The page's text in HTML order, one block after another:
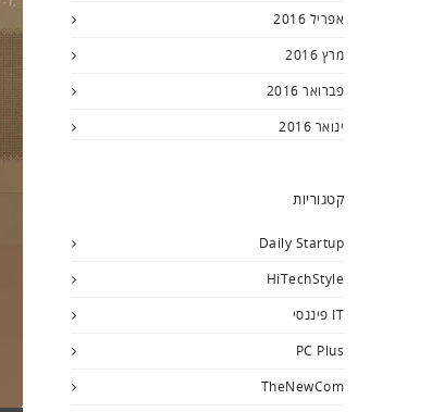
אפריל 2016
מרץ 2016
פברואר 2016
ינואר 2016
קטגוריות
Daily Startup
HiTechStyle
IT פיננסי
PC Plus
TheNewCom